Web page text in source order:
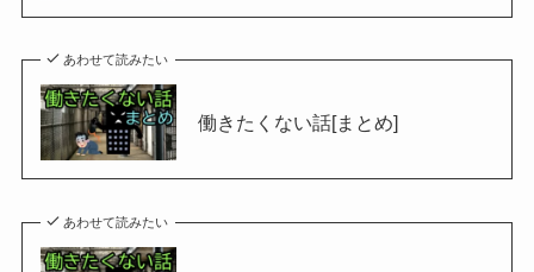
あわせて読みたい
働きたくない話[まとめ]
あわせて読みたい